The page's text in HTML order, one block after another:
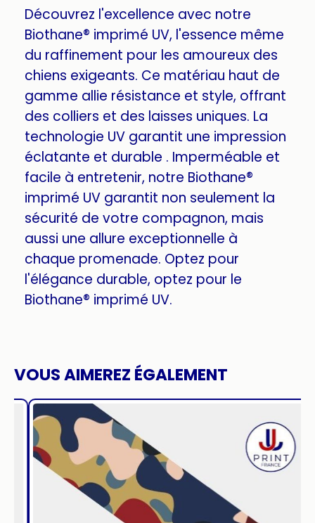
Découvrez l'excellence avec notre
Biothane® imprimé UV, l'essence même
du raffinement pour les amoureux des
chiens exigeants. Ce matériau haut de
gamme allie résistance et style, offrant
des colliers et des laisses uniques. La
technologie UV garantit une impression
éclatante et durable . Imperméable et
facile à entretenir, notre Biothane®
imprimé UV garantit non seulement la
sécurité de votre compagnon, mais
aussi une allure exceptionnelle à
chaque promenade. Optez pour
l'élégance durable, optez pour le
Biothane® imprimé UV.
VOUS AIMEREZ ÉGALEMENT